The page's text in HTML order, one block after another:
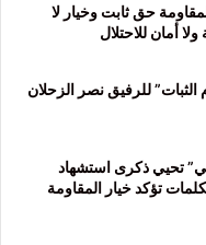
حق ثابت وخيار لا
أمان للاحتلال
للرفيق نصر الزحلان
تحيي ذكرى استشهاد
تؤكد خيار المقاومة